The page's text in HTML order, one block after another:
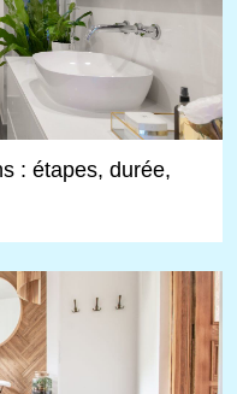
: étapes, durée,